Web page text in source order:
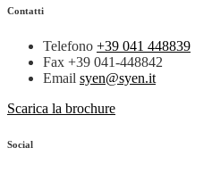
Contatti
Telefono +39 041 448839
Fax +39 041-448842
Email syen@syen.it
Scarica la brochure
Social